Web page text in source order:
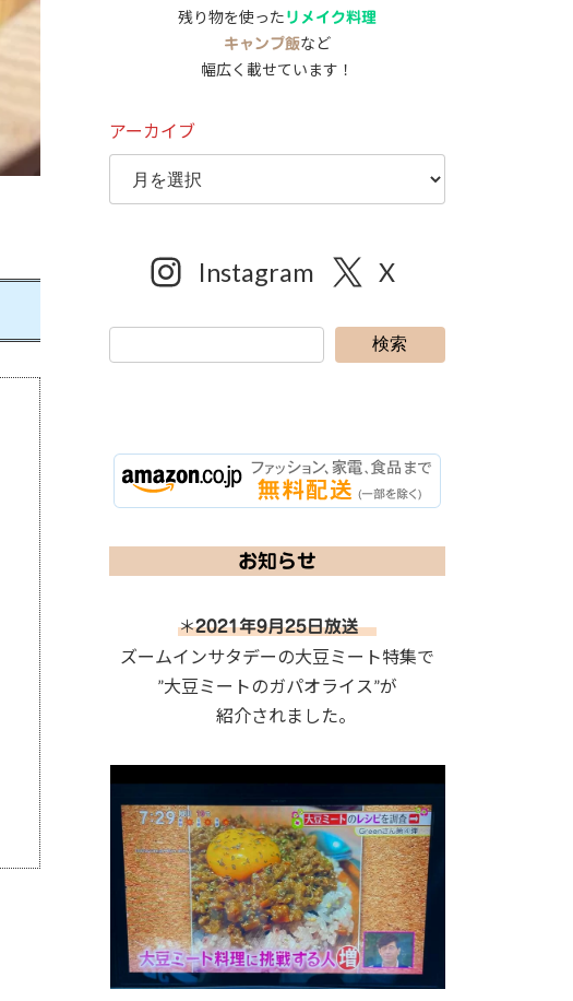
残り物を使った リメイク料理
キャンプ飯など
幅広く載せています！
アーカイブ
Instagram X
検索
お知らせ
＊2021年9月25日放送
ズームインサタデーの大豆ミート特集で
”大豆ミートのガパオライス”が
紹介されました。